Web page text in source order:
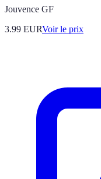
Jouvence GF
3.99 EURVoir le prix